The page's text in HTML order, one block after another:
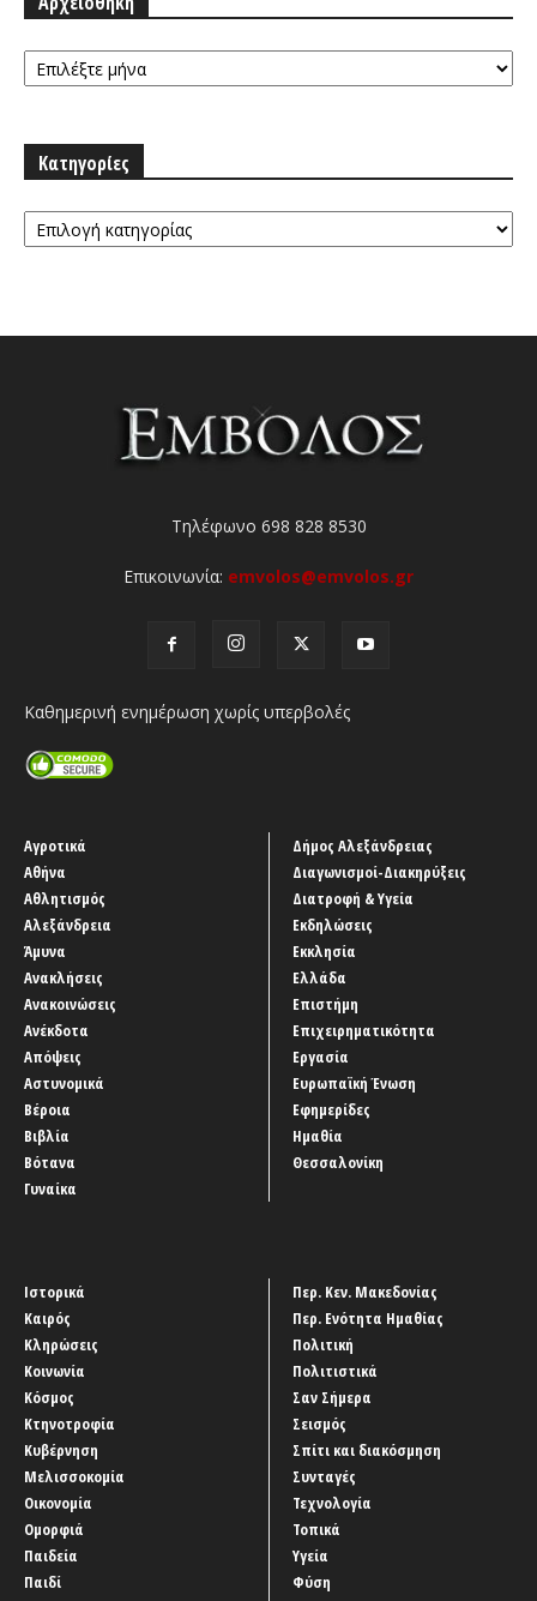
Αρχειοθήκη
Κατηγορίες
Κατηγορίες
Τηλέφωνο 698 828 8530
Επικοινωνία: emvolos@emvolos.gr
Καθημερινή ενημέρωση χωρίς υπερβολές
Αγροτικά
Αθήνα
Αθλητισμός
Αλεξάνδρεια
Άμυνα
Ανακλήσεις
Ανακοινώσεις
Ανέκδοτα
Απόψεις
Αστυνομικά
Βέροια
Βιβλία
Βότανα
Γυναίκα
Δήμος Αλεξάνδρειας
Διαγωνισμοί-Διακηρύξεις
Διατροφή & Υγεία
Εκδηλώσεις
Εκκλησία
Ελλάδα
Επιστήμη
Επιχειρηματικότητα
Εργασία
Ευρωπαϊκή Ένωση
Εφημερίδες
Ημαθία
Θεσσαλονίκη
Ιστορικά
Καιρός
Κληρώσεις
Κοινωνία
Κόσμος
Κτηνοτροφία
Κυβέρνηση
Μελισσοκομία
Οικονομία
Ομορφιά
Παιδεία
Παιδί
Περ. Κεν. Μακεδονίας
Περ. Ενότητα Ημαθίας
Πολιτική
Πολιτιστικά
Σαν Σήμερα
Σεισμός
Σπίτι και διακόσμηση
Συνταγές
Τεχνολογία
Τοπικά
Υγεία
Φύση